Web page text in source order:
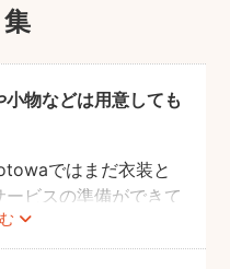
物などは用意しても
ではまだ衣装と
ビスの準備ができて
ご自身にご用意をお